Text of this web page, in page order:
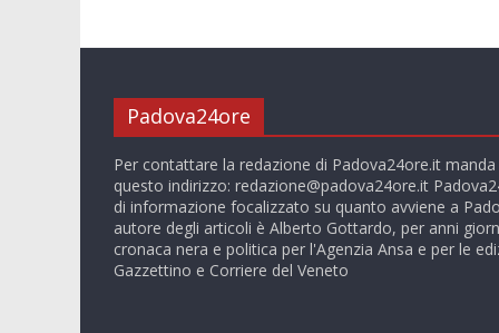
Padova24ore
Per contattare la redazione di Padova24ore.it
questo indirizzo: redazione@padova24ore.it
di informazione focalizzato su quanto avviene a
autore degli articoli è Alberto Gottardo, per anni
cronaca nera e politica per l'Agenzia Ansa e per le
Gazzettino e Corriere del Veneto